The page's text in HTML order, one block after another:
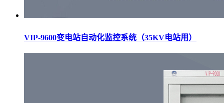
VIP-9600变电站自动化监控系统（35KV电站用）